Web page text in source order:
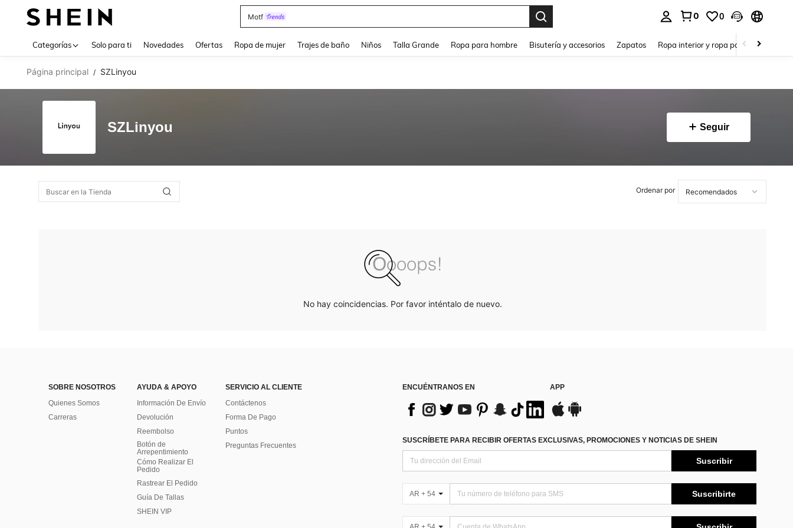
Motf
0 0
Categorías Solo para ti Novedades Ofertas Ropa de mujer Trajes de baño Niños Talla Grande Ropa para hombre Bisutería y accesorios Zapatos Ropa interior y ropa para dormir
Página principal / SZLinyou
SZLinyou Seguir
Ordenar por
No hay coincidencias. Por favor inténtalo de nuevo.
SOBRE NOSOTROS
Quienes Somos
Carreras
AYUDA & APOYO
Información De Envío
Devolución
Reembolso
Botón de
Arrepentimiento
Cómo Realizar El
Pedido
Rastrear El Pedido
Guía De Tallas
SHEIN VIP
SERVICIO AL CLIENTE
Contáctenos
Forma De Pago
Puntos
Preguntas Frecuentes
ENCUÉNTRANOS EN APP
SUSCRÍBETE PARA RECIBIR OFERTAS EXCLUSIVAS, PROMOCIONES Y NOTICIAS DE SHEIN
Suscribir
AR + 54 Suscribirte